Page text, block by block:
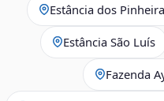
Estância dos
Estância São Luís
Fazenda